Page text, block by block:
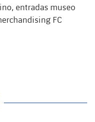
entradas museo
FC